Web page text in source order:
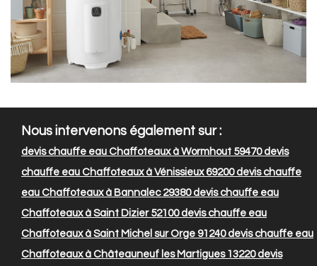
Nous intervenons également sur :
devis chauffe eau Chaffoteaux à Wormhout 59470devis
chauffe eau Chaffoteaux à Vénissieux 69200devis chauffe
eau Chaffoteaux à Bannalec 29380devis chauffe eau
Chaffoteaux à Saint Dizier 52100devis chauffe eau
Chaffoteaux à Saint Michel sur Orge 91240devis chauffe eau
Chaffoteaux à Châteauneuf les Martigues 13220devis